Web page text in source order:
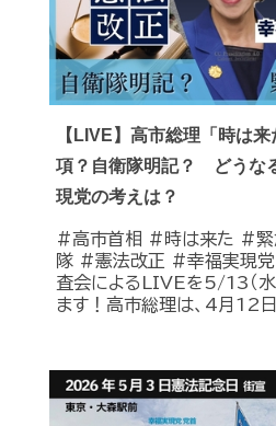
【LIVE】高市総理「時は
項？自衛隊明記？ どうな
現党の考えは？
#高市首相 #時は来た #
隊 #憲法改正 #幸福実現党
査会によるLIVEを5/13（
ます！高市総理は、4月12